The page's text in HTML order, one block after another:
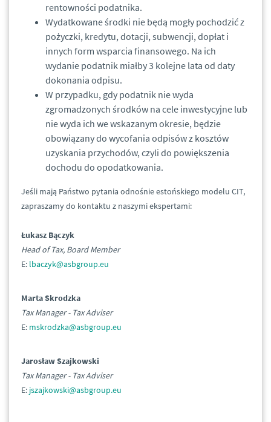
rentowności podatnika.
Wydatkowane środki nie będą mogły pochodzić z
pożyczki, kredytu, dotacji, subwencji, dopłat i
innych form wsparcia finansowego. Na ich
wydanie podatnik miałby 3 kolejne lata od daty
dokonania odpisu.
W przypadku, gdy podatnik nie wyda
zgromadzonych środków na cele inwestycyjne lub
nie wyda ich we wskazanym okresie, będzie
obowiązany do wycofania odpisów z kosztów
uzyskania przychodów, czyli do powiększenia
dochodu do opodatkowania.
Jeśli mają Państwo pytania odnośnie estońskiego modelu CIT,
zapraszamy do kontaktu z naszymi ekspertami:
Łukasz Bączyk
Head of Tax, Board Member
E: lbaczyk@asbgroup.eu
Marta Skrodzka
Tax Manager - Tax Adviser
E: mskrodzka@asbgroup.eu
Jarosław Szajkowski
Tax Manager - Tax Adviser
E: jszajkowski@asbgroup.eu